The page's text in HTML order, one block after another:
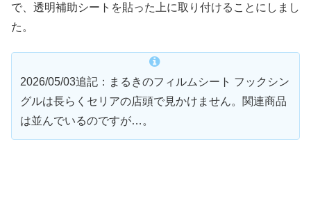
で、透明補助シートを貼った上に取り付けることにしまし
た。
2026/05/03追記：まるきのフィルムシート フックシン
グルは長らくセリアの店頭で見かけません。関連商品
は並んでいるのですが…。